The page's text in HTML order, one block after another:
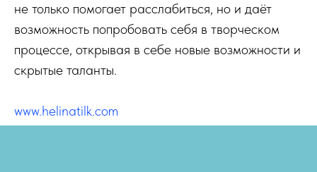
не только помогает расслабиться, но и даёт
возможность попробовать себя в творческом
процессе, открывая в себе новые возможности и
скрытые таланты.
www.helinatilk.com